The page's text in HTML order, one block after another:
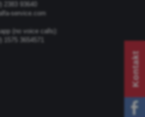
Kontakt
2383 93640
service.com
(no voice calls):
1575 3654571